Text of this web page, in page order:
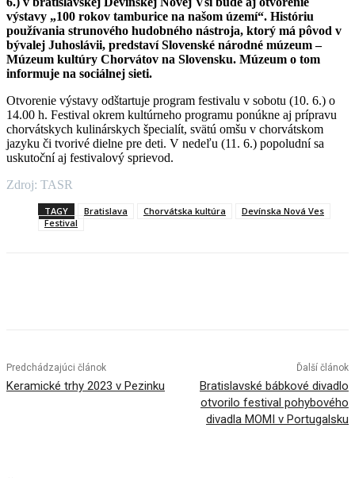
výstavy „100 rokov tamburice na našom území“. Históriu
používania strunového hudobného nástroja, ktorý má pôvod v
bývalej Juhoslávii, predstaví Slovenské národné múzeum –
Múzeum kultúry Chorvátov na Slovensku. Múzeum o tom
informuje na sociálnej sieti.
Otvorenie výstavy odštartuje program festivalu v sobotu (10. 6.) o
14.00 h. Festival okrem kultúrneho programu ponúkne aj prípravu
chorvátskych kulinárskych špecialít, svätú omšu v chorvátskom
jazyku či tvorivé dielne pre deti. V nedeľu (11. 6.) popoludní sa
uskutoční aj festivalový sprievod.
Zdroj: TASR
TAGY Bratislava Chorvátska kultúra
Devínska Nová Ves
Festival
Predchádzajúci článok
Keramické trhy 2023 v Pezinku
Ďalší článok
Bratislavské bábkové divadlo
otvorilo festival pohybového
divadla MOMI v Portugalsku